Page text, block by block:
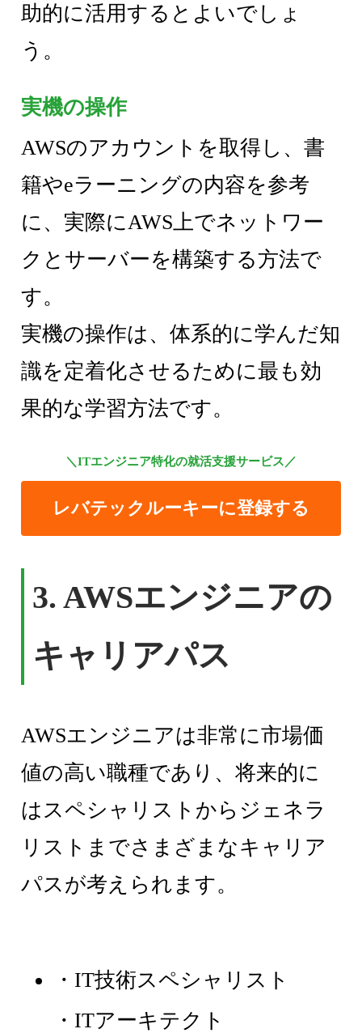
助的に活用するとよいでしょ
う。
実機の操作
AWSのアカウントを取得し、書
籍やeラーニングの内容を参考
に、実際にAWS上でネットワー
クとサーバーを構築する方法で
す。
実機の操作は、体系的に学んだ知
識を定着化させるために最も効
果的な学習方法です。
＼ITエンジニア特化の就活支援サービス／
レバテックルーキーに登録する
3. AWSエンジニアの
キャリアパス
AWSエンジニアは非常に市場価
値の高い職種であり、将来的に
はスペシャリストからジェネラ
リストまでさまざまなキャリア
パスが考えられます。
・IT技術スペシャリスト
・ITアーキテクト